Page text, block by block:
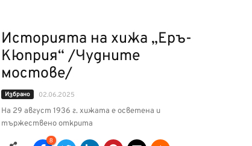
Историята на хижа „Еръ-
Кюприя“ /Чудните
мостове/
Избрано 02.06.2025
На 29 август 1936 г. хижата е осветена и
тържествено открита
8